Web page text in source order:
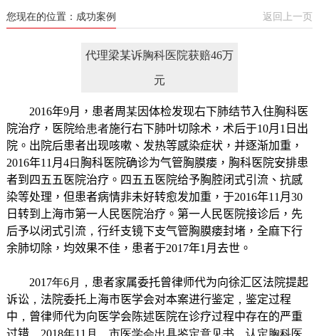
您现在的位置：成功案例 返回上一页
代理梁某诉胸科医院获赔46万
元
2016年9月，患者周某因体检发现右下肺结节入住胸科医
院治疗，医院给患者施行右下肺叶切除术，术后于10月 1 日出
院。出院后患者出现咳嗽、发热等感染症状，并逐渐加重，
2016年11 月 4日 胸科医院确诊为气管胸膜瘘，胸科医院安排患
者到四五五医院治疗。四五五医院给予胸腔闭式引流、抗感
染等处理，但患者病情非未好转愈发加重，于2016年11 月 30
日转到上海市第一人民医院治疗。第一人民医院接诊后，先
后予以闭式引流 ， 行纤支镜下支气管胸膜瘘封堵，全麻下行
余肺切除，均效果不佳，患者于2017年1 月去世。
2017年6月， 患者家属委托曾律师代为向徐汇区法院提起
诉讼 ， 法院委托上海市医学会对本案进行鉴定 ， 鉴定过程
中 ， 曾律师代为向医学会陈述医院在诊疗过程中存在的严重
过错， 2018年11 月，市医学会出具鉴定意见书，认定胸科医